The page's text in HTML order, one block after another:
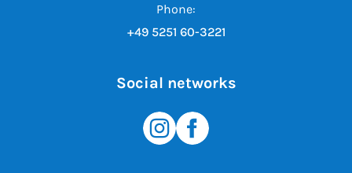
Phone:
+49 5251 60-3221
Social networks